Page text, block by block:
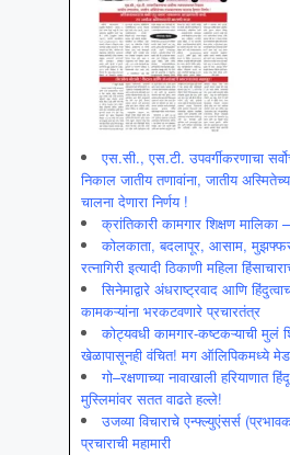
एस.सी., एस.टी. उपवर्गीकरणाचा
निकाल जातीय तणावांना, जातीय
चालना देणारा निर्णय !
क्रांतिकारी कामगार शिक्षण मालिका
कोलकाता, बदलापूर, आसाम,
रत्नागिरी इत्यादी ठिकाणी महिला
सिनेमाद्वारे अंधराष्ट्रवाद आणि
कामकऱ्यांना भरकटवणारे प्रचारतंत्र
कोट्यवधी कामगार-कष्टकऱ्याची मुलं
खेळापासूनही वंचित! मग ऑलिपिकमध्ये
गो–रक्षणाच्या नावाखाली हरियाणात
मुस्लिमांवर सतत वाढते हल्ले!
उजव्या विचाराचे एन्फ्ल्युएंसर्स
प्रचाराची महामारी